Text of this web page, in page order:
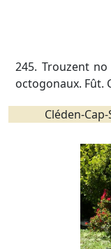
245. Trouzent
octogonaux. Fût.
Cléden-